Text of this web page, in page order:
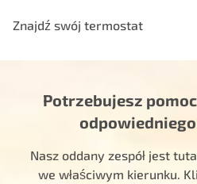
Znajdź swój termostat
Potrzebujesz
Nasz oddany zespół jest
we właściwym kierunku.